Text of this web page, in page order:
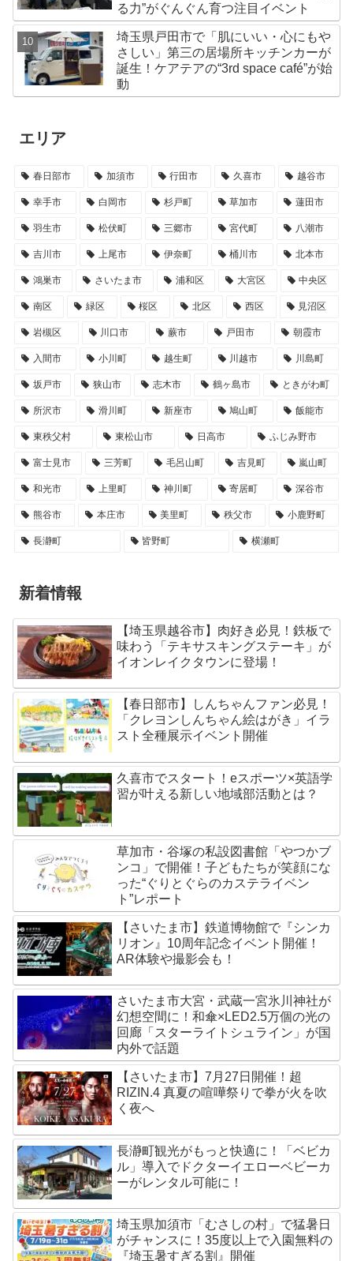
る力”がぐんぐん育つ注目イベント
埼玉県戸田市で「肌にいい・心にもや
さしい」第三の居場所キッチンカーが
誕生！ケアテアの“3rd space café”が始
動
エリア
春日部市 加須市 行田市 久喜市 越谷市
幸手市 白岡市 杉戸町 草加市 蓮田市
羽生市 松伏町 三郷市 宮代町 八潮市
吉川市 上尾市 伊奈町 桶川市 北本市
鴻巣市 さいたま市 浦和区 大宮区 中央区
南区 緑区 桜区 北区 西区 見沼区
岩槻区 川口市 蕨市 戸田市 朝霞市
入間市 小川町 越生町 川越市 川島町
坂戸市 狭山市 志木市 鶴ヶ島市 ときがわ町
所沢市 滑川町 新座市 鳩山町 飯能市
東秩父村 東松山市 日高市 ふじみ野市
富士見市 三芳町 毛呂山町 吉見町 嵐山町
和光市 上里町 神川町 寄居町 深谷市
熊谷市 本庄市 美里町 秩父市 小鹿野町
長瀞町 皆野町 横瀬町
新着情報
【埼玉県越谷市】肉好き必見！鉄板で
味わう「テキサスキングステーキ」が
イオンレイクタウンに登場！
【春日部市】しんちゃんファン必見！
「クレヨンしんちゃん絵はがき」イラ
スト全種展示イベント開催
久喜市でスタート！eスポーツ×英語学
習が叶える新しい地域部活動とは？
草加市・谷塚の私設図書館「やつかブ
ンコ」で開催！子どもたちが笑顔にな
った“ぐりとぐらのカステライベン
ト”レポート
【さいたま市】鉄道博物館で『シンカ
リオン』10周年記念イベント開催！
AR体験や撮影会も！
さいたま市大宮・武蔵一宮氷川神社が
幻想空間に！和傘×LED2.5万個の光の
回廊「スターライトシュライン」が国
内外で話題
【さいたま市】7月27日開催！超
RIZIN.4 真夏の喧嘩祭りで拳が火を吹
く夜へ
長瀞町観光がもっと快適に！「ベビカ
ル」導入でドクターイエローベビーカ
ーがレンタル可能に！
埼玉県加須市「むさしの村」で猛暑日
がチャンスに！35度以上で入園無料の
『埼玉暑すぎる割』開催